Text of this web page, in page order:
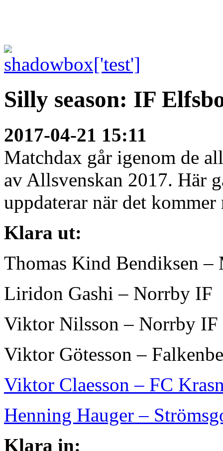
Silly season: IF
2017-04-21 15:11
Matchdax går igenom de
av Allsvenskan 2017. Här
uppdaterar när det kommer
Klara ut:
Thomas Kind Bendiksen –
Liridon Gashi – Norrby IF
Viktor Nilsson – Norrby IF
Viktor Götesson –
Viktor Claesson – FC
Henning Hauger –
Klara in: